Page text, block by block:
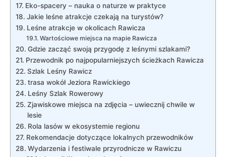
Eko-spacery – nauka o naturze w praktyce
Jakie leśne atrakcje czekają na turystów?
Leśne atrakcje w okolicach Rawicza
Wartościowe miejsca na mapie Rawicza
Gdzie zacząć swoją przygodę z leśnymi szlakami?
Przewodnik po najpopularniejszych ścieżkach Rawicza
Szlak Leśny Rawicz
trasa wokół Jeziora Rawickiego
Leśny Szlak Rowerowy
Zjawiskowe miejsca na zdjęcia – uwiecznij chwile w
lesie
Rola lasów w ekosystemie regionu
Rekomendacje dotyczące lokalnych przewodników
Wydarzenia i festiwale przyrodnicze w Rawiczu